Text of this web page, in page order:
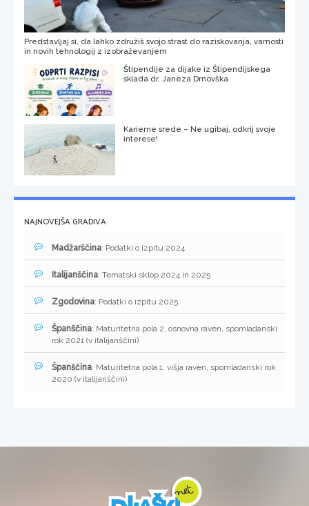
Predstavljaj si, da lahko združiš svojo strast do raziskovanja, varnosti
in novih tehnologij z izobraževanjem
Štipendije za dijake iz Štipendijskega
sklada dr. Janeza Drnovška
Karierne srede – Ne ugibaj, odkrij svoje
interese!
NAJNOVEJŠA GRADIVA
Madžarščina: Podatki o izpitu 2024
Italijanščina: Tematski sklop 2024 in 2025
Zgodovina: Podatki o izpitu 2025
Španščina: Maturitetna pola 2, osnovna raven, spomladanski
rok 2021 (v italijanščini)
Španščina: Maturitetna pola 1, višja raven, spomladanski rok
2020 (v italijanščini)